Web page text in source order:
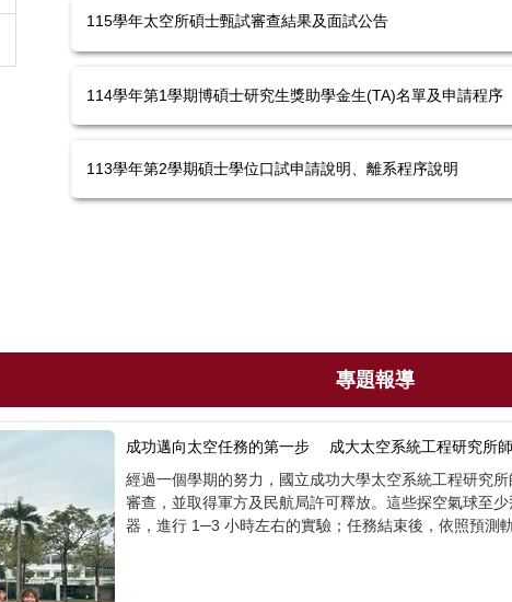
115學年太空所碩士甄試審查結果及面試公告
114學年第1學期博碩士研究生獎助學金生(TA)名單及申請程序
113學年第2學期碩士學位口試申請說明、離系程序說明
專題報導
成功邁向太空任務的第一步 成大太空系統工程研究所
經過一個學期的努力，國立成功大學太空系統工程研究
審查，並取得軍方及民航局許可釋放。這些探空氣球至
器，進行 1─3 小時左右的實驗；任務結束後，依照預測